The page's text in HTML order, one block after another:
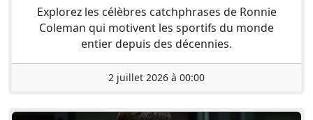
Explorez les célèbres catchphrases de Ronnie
Coleman qui motivent les sportifs du monde
entier depuis des décennies.
2 juillet 2026 à 00:00